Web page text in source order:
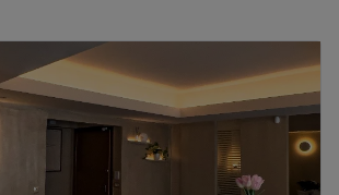
09:00–17:00
09:30–19:00
09:30 – 19:00
09:00–17:00
Κλειστό